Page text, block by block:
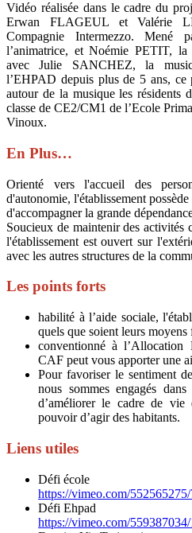
Vidéo réalisée dans le cadre du
Erwan FLAGEUL et Valérie
Compagnie Intermezzo. Mené
l’animatrice, et Noémie PETIT, la
avec Julie SANCHEZ, la
l’EHPAD depuis plus de 5 ans,
autour de la musique les résidents
classe de CE2/CM1 de l’Ecole
Vinoux.
En Plus…
Orienté vers l'accueil des
d'autonomie, l'établissement
d'accompagner la grande
Soucieux de maintenir des activités
l'établissement est ouvert sur
avec les autres structures de la
Les points forts
habilité à l’aide sociale,
quels que soient leurs moyens
conventionné à l’Allocation
CAF peut vous apporter une
Pour favoriser le sentiment
nous sommes engagés
d’améliorer le cadre de
pouvoir d’agir des habitants.
Liens utiles
Défi école
https://vimeo.com/
Défi Ehpad
https://vimeo.com/